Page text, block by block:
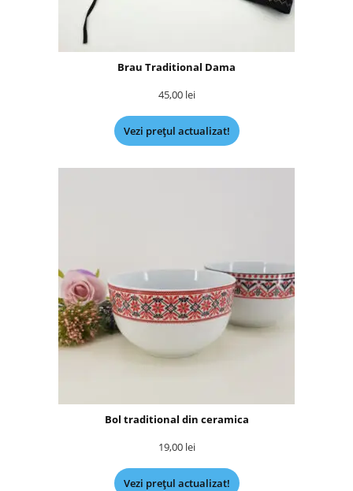
Brau Traditional Dama
45,00 lei
Vezi prețul actualizat!
Bol traditional din ceramica
19,00 lei
Vezi prețul actualizat!